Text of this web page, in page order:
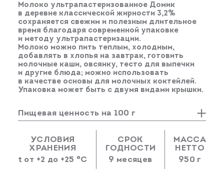
Молоко ультрапастеризованное Домик
в деревне классической жирности 3,2%
сохраняется свежим и полезным длительное
время благодаря современной упаковке
и методу ультрапастеризации.
Молоко можно пить теплым, холодным,
добавлять в хлопья на завтрак, готовить
молочные каши, овсянку, тесто для выпечки
и другие блюда; можно использовать
в качестве основы для молочных коктейлей.
Упаковка может быть с двумя видами крышки.
Пищевая ценность на 100 г
БЕЛКИ ЖИРЫ УГЛЕВОДЫ
КАЛОРИИ
УСЛОВИЯ
ХРАНЕНИЯ
t от +2 до +25 °C
СРОК
ГОДНОСТИ
9 месяцев
МАССА
НЕТТО
950 г